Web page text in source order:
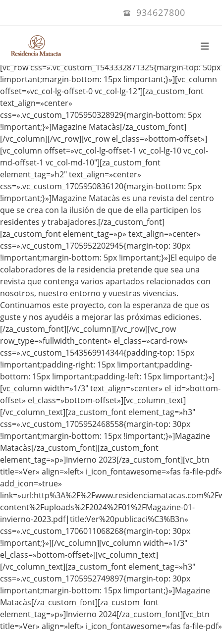
934627800
[vc_row css=».vc_custom_1543332871325{margin-top: 50px
!important;margin-bottom: 15px !important;}»][vc_column
offset=»vc_col-lg-offset-0 vc_col-lg-12″][za_custom_font
text_align=»center»
css=».vc_custom_1705950328929{margin-bottom: 5px
!important;}»]Magazine Matacàs[/za_custom_font]
[/vc_column][/vc_row][vc_row el_class=»bottom-offset»]
[vc_column offset=»vc_col-lg-offset-1 vc_col-lg-10 vc_col-
md-offset-1 vc_col-md-10″][za_custom_font
element_tag=»h2″ text_align=»center»
css=».vc_custom_1705950836120{margin-bottom: 5px
!important;}»]Magazine Matacàs es una revista del centro
que se crea con la ilusión de que de ella participen los
residentes y trabajadores.[/za_custom_font]
[za_custom_font element_tag=»p» text_align=»center»
css=».vc_custom_1705952202945{margin-top: 30px
!important;margin-bottom: 5px !important;}»]El equipo de
colaboradores de la residencia pretende que sea una
revista que contenga varios apartados relacionados con
nosotros, nuestro entorno y vuestras vivencias.
Continuamos este proyecto, con la esperanza de que os
guste y nos ayudéis a mejorar las próximas ediciones.
[/za_custom_font][/vc_column][/vc_row][vc_row
row_type=»fullwidth_content» el_class=»card-row»
css=».vc_custom_1543569914344{padding-top: 15px
!important;padding-right: 15px !important;padding-
bottom: 15px !important;padding-left: 15px !important;}»]
[vc_column width=»1/3″ text_align=»center» el_id=»bottom-
offset» el_class=»bottom-offset»][vc_column_text]
[/vc_column_text][za_custom_font element_tag=»h3″
css=».vc_custom_1705952468558{margin-top: 30px
!important;margin-bottom: 15px !important;}»]Magazine
Matacàs[/za_custom_font][za_custom_font
element_tag=»p»]Invierno 2023[/za_custom_font][vc_btn
title=»Ver» align=»left» i_icon_fontawesome=»fas fa-file-pdf»
add_icon=»true»
content%2Fuploads%2F2024%2F01%2FMagazine-01-
invierno-2023.pdf|title:Ver%20publicaci%C3%B3n»
css=».vc_custom_1706011068268{margin-top: 30px
!important;}»][/vc_column][vc_column width=»1/3″
el_class=»bottom-offset»][vc_column_text]
[/vc_column_text][za_custom_font element_tag=»h3″
css=».vc_custom_1705952749897{margin-top: 30px
!important;margin-bottom: 15px !important;}»]Magazine
Matacàs[/za_custom_font][za_custom_font
element_tag=»p»]Invierno 2024[/za_custom_font][vc_btn
title=»Ver» align=»left» i_icon_fontawesome=»fas fa-file-pdf»